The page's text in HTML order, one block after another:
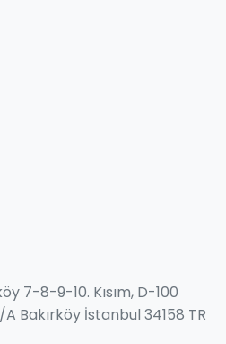
7-8-9-10. Kısım, D-100
Bakırköy İstanbul 34158 TR